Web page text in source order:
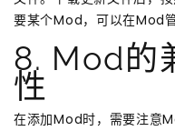
要某个Mod，可以在Mod
8. Mod的
性
在添加Mod时，需要注意